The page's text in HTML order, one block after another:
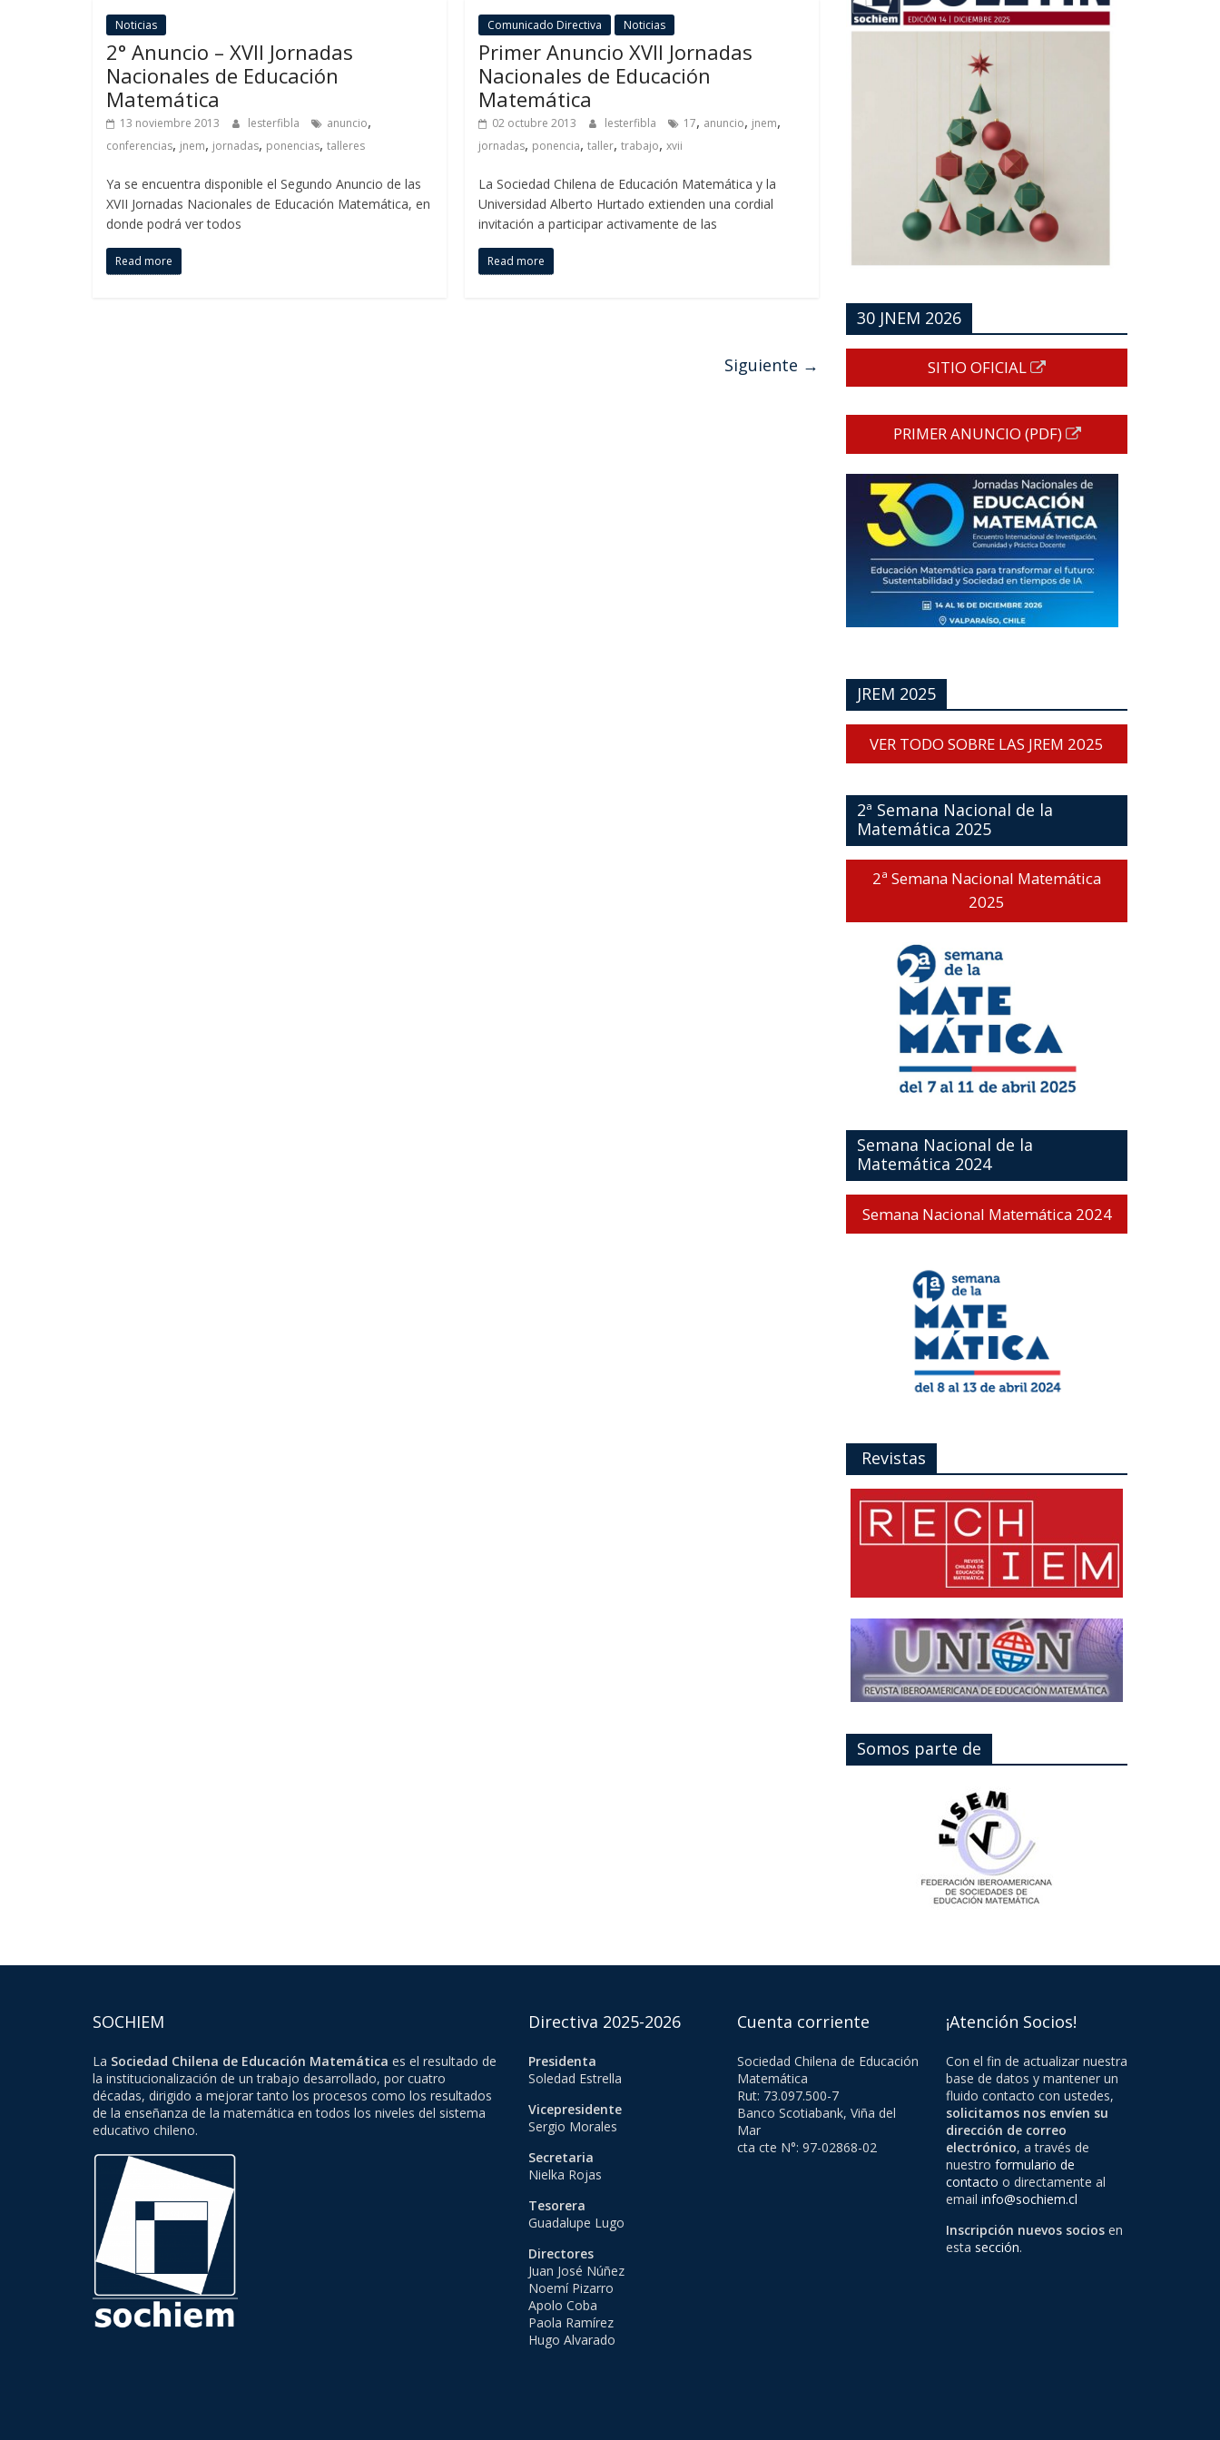
Noticias
2° Anuncio – XVII Jornadas
Nacionales de Educación
Matemática
13 noviembre 2013 lesterfibla anuncio,
conferencias, jnem, jornadas, ponencias, talleres
Ya se encuentra disponible el Segundo Anuncio de las
XVII Jornadas Nacionales de Educación Matemática, en
donde podrá ver todos
Read more
Comunicado Directiva Noticias
Primer Anuncio XVII Jornadas
Nacionales de Educación
Matemática
02 octubre 2013 lesterfibla 17, anuncio, jnem,
jornadas, ponencia,taller,trabajo,xvii
La Sociedad Chilena de Educación Matemática y la
Universidad Alberto Hurtado extienden una cordial
invitación a participar activamente de las
Read more
Siguiente →
30 JNEM 2026
SITIO OFICIAL
PRIMER ANUNCIO (PDF)
JREM 2025
VER TODO SOBRE LAS JREM 2025
2ª Semana Nacional de la
Matemática 2025
2ª Semana Nacional Matemática
2025
Semana Nacional de la
Matemática 2024
Semana Nacional Matemática 2024
Revistas
Somos parte de
SOCHIEM
La Sociedad Chilena de Educación Matemática es el resultado de
la institucionalización de un trabajo desarrollado, por cuatro
décadas, dirigido a mejorar tanto los procesos como los resultados
de la enseñanza de la matemática en todos los niveles del sistema
educativo chileno.
Directiva 2025-2026
Presidenta
Soledad Estrella
Vicepresidente
Sergio Morales
Secretaria
Nielka Rojas
Tesorera
Guadalupe Lugo
Directores
Juan José Núñez
Noemí Pizarro
Apolo Coba
Paola Ramírez
Hugo Alvarado
Cuenta corriente
Sociedad Chilena de Educación
Matemática
Rut: 73.097.500-7
Banco Scotiabank, Viña del
Mar
cta cte N°: 97-02868-02
¡Atención Socios!
Con el fin de actualizar nuestra
base de datos y mantener un
fluido contacto con ustedes,
solicitamos nos envíen su
dirección de correo
electrónico, a través de
nuestro formulario de
contacto o directamente al
email info@sochiem.cl
Inscripción nuevos socios en
esta sección.